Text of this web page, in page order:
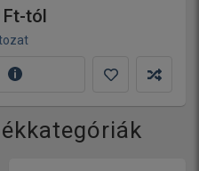
Ft-tól